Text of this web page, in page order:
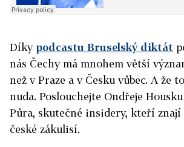
Díky podcastu Bruselský diktát
nás Čechy má mnohem větší
než v Praze a v Česku vůbec. A že
nuda. Poslouchejte Ondřeje
Půra, skutečné insidery, kteří znají
české zákulisí.